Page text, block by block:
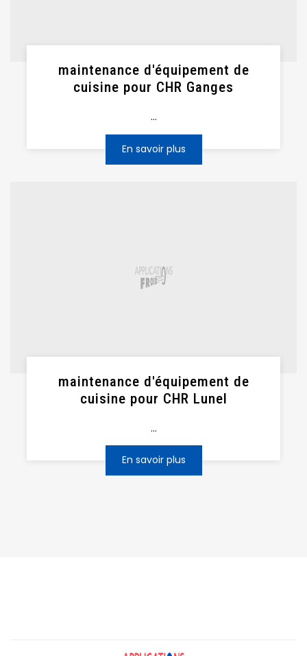
maintenance d'équipement de
cuisine pour CHR Ganges
...
En savoir plus
maintenance d'équipement de
cuisine pour CHR Lunel
...
En savoir plus